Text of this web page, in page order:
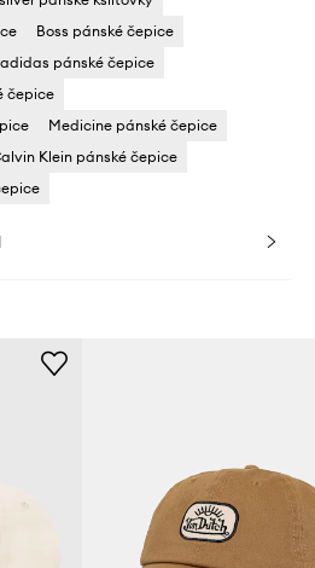
Boss pánské čepice
adidas pánské čepice
čepice
Medicine pánské čepice
Klein pánské čepice